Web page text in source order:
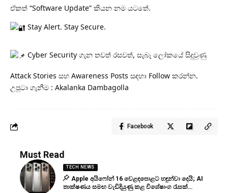
ඒකත් “Software Update” කියන නම යටතේ.
Stay Alert. Stay Secure.
Cyber Security ගැන තවත් රසවත්, සැබෑ ලෝකයේ සිදුවුණු
Attack Stories සහ Awareness Posts සඳහා Follow කරන්න.
උපුටා ගැනීම : Akalanka Dambagolla
Facebook
Must Read
TECH NEWS
Apple අයිෆෝන් 16 වෙළඳපොළට හඳුන්වා දෙයි; AI
තාක්ෂණය සමඟ වැඩිදියුණු කළ විශේෂාංග රැසක්…